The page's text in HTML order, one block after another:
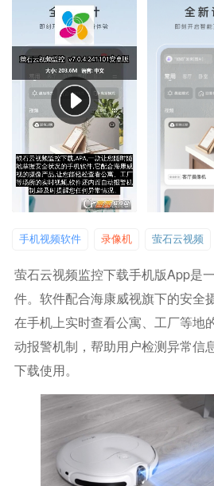
手机视频软件 录像机 萤石云视频
萤石云视频监控下载手机版app是
件。软件配合海康威视旗下的安全
在手机上实时查看公寓、工厂等地
动报警机制，帮助用户检测异常信
下载使用。